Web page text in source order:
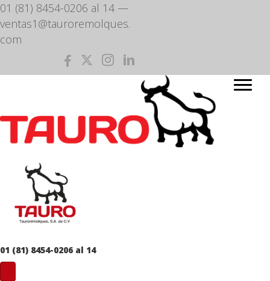
01 (81) 8454-0206 al 14 —
ventas1@tauroremolques.
com
01 (81) 8454-0206 al 14